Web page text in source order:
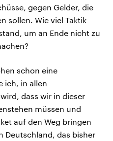
gegen Gelder, die
sollen. Wie viel Taktik
um an Ende nicht zu
schon eine
ich, in allen
dass wir in dieser
müssen und
auf den Weg bringen
Deutschland, das bisher